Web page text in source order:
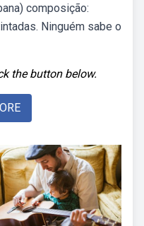
composição:
Ninguém sabe o
the button below.